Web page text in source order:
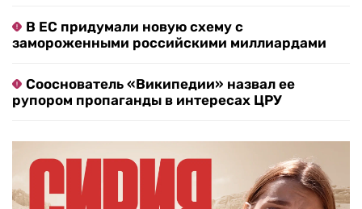
В ЕС придумали новую схему с
замороженными российскими миллиардами
Сооснователь «Википедии» назвал ее
рупором пропаганды в интересах ЦРУ